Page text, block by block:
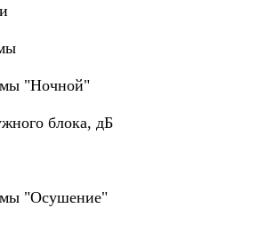
"Ночной"
блока, дБ
"Осушение"